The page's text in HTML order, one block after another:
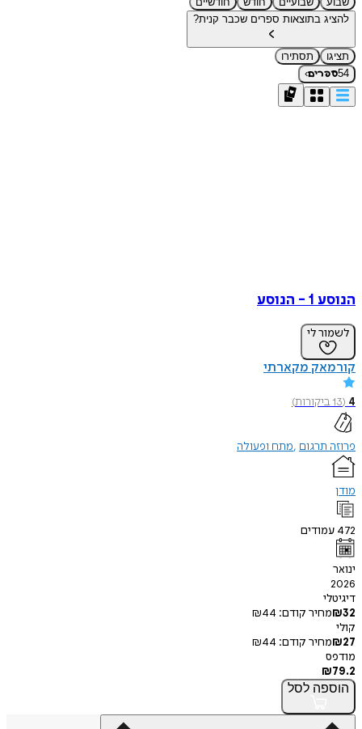
בתוצאות ספרים שכבר קנית?
תסתירו
›
לי
מקארתי
ביקורות)
תרגום מתח ופעולה
קודם:
₪44
קודם: ₪44
לסל